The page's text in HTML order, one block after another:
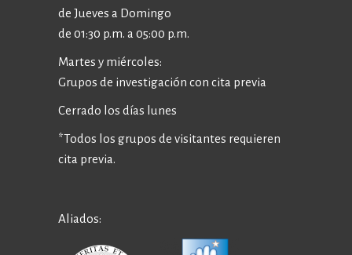
de Jueves a Domingo
de 01:30 p.m. a 05:00 p.m.
Martes y miércoles:
Grupos de investigación con cita previa
Cerrado los días lunes
*Todos los grupos de visitantes requieren
cita previa.
Aliados: